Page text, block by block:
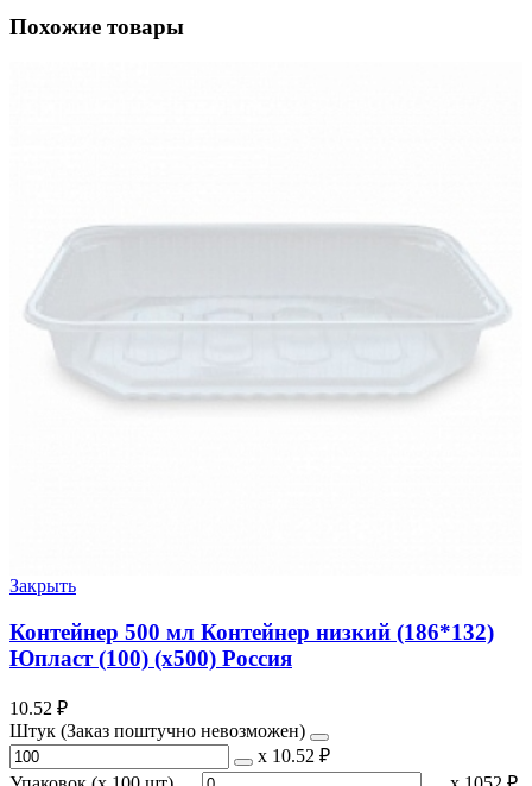
Похожие товары
Закрыть
Контейнер 500 мл Контейнер низкий (186*132)
Юпласт (100) (х500) Россия
10.52 ₽
Штук (Заказ поштучно невозможен)
х 10.52 ₽